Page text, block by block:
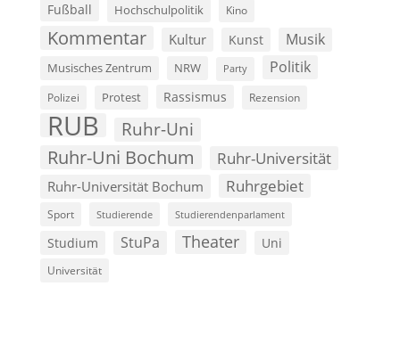
Fußball Hochschulpolitik Kino
Kommentar Kultur Kunst Musik
Musisches Zentrum NRW Party Politik
Polizei Protest Rassismus Rezension
RUB Ruhr-Uni
Ruhr-Uni Bochum Ruhr-Universität
Ruhr-Universität Bochum Ruhrgebiet
Sport Studierende Studierendenparlament
Studium StuPa Theater Uni
Universität